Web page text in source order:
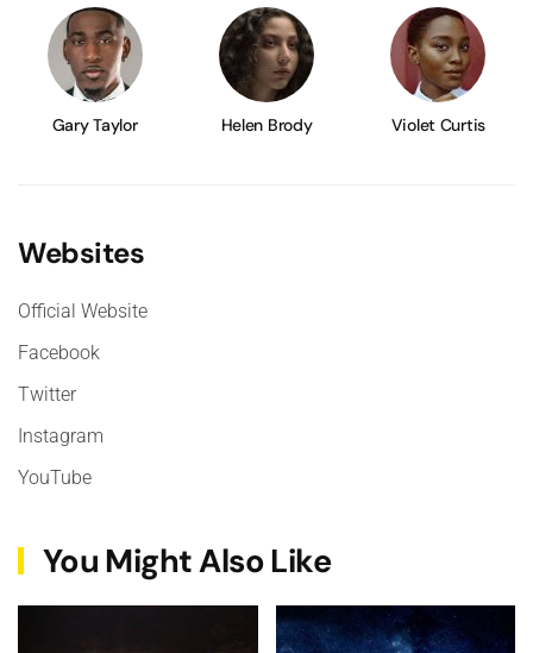
Gary Taylor Helen Brody Violet Curtis
Websites
Official Website
Facebook
Twitter
Instagram
YouTube
You Might Also Like